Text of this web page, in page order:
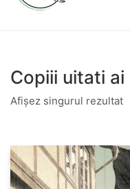
Copiii uitati ai
Afișez singurul rezultat